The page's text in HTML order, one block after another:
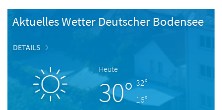
Aktuelles Wetter Deutscher Bodensee
DETAILS
Heute
30° 32°
16°